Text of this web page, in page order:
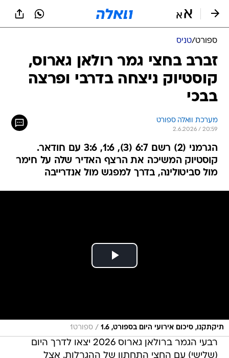
ספורט/טניס
זברב בחצי גמר רולאן גארוס,
קוסטיוק ניצחה בדרבי ופרצה
בבכי
מערכת וואלה ספורט
2.6.2026 / 20:59
הגרמני (2) רשם 6:7 (3), 1:6, 3:6 עם חודאר.
קוסטיוק המשיכה את הרצף האדיר שלה על חימר
מול סביטולינה, בדרך למפגש מול אנדרייבה
תיקתקנו, סיכום אירועי היום בספורט, 1.6 / ספורט1
רבעי הגמר ברולאן גארוס 2026 יצאו לדרך היום
(שלישי) עם החצי התחתון של ההגרלות. אצל